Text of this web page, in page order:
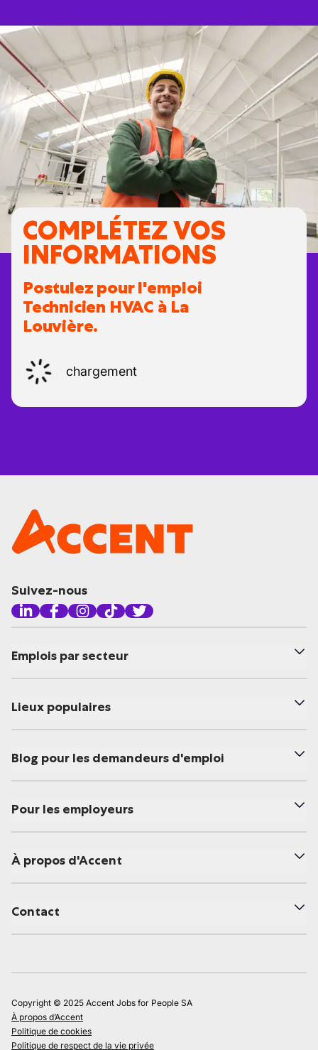
COMPLÉTEZ VOS
INFORMATIONS
Postulez pour l'emploi
Technicien HVAC à La
Louvière.
chargement
Suivez-nous
Emplois par secteur
Lieux populaires
Blog pour les demandeurs d'emploi
Pour les employeurs
À propos d'Accent
Contact
Copyright © 2025 Accent Jobs for People SA
À propos d’Accent
Politique de cookies
Politique de respect de la vie privée